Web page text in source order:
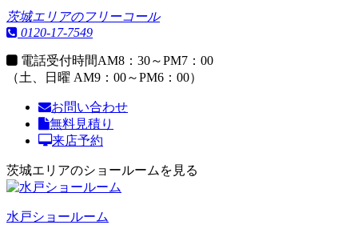
茨城エリアのフリーコール
0120-17-7549
電話受付時間AM8：30～PM7：00
（土、日曜 AM9：00～PM6：00）
お問い合わせ
無料見積り
来店予約
茨城エリアのショールームを見る
水戸ショールーム